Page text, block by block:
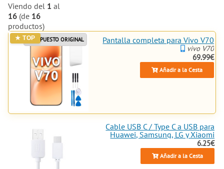
Viendo del 1 al
16 (de 16
productos)
REPUESTO ORIGINAL Pantalla completa para Vivo V70
vivo V70
69.99€
Añadir a la Cesta
Cable USB C / Type C a USB para
Huawei, Samsung, LG y Xiaomi
6.25€
Añadir a la Cesta